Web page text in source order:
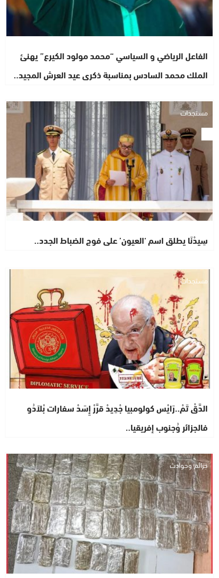
الفاعل الرياضي و السياسي “محمد مولود الكيرع” يهنئ
الملك محمد السادس بمناسبة ذكرى عيد العرش المجيد..
مستجدات
سِيدْنَا يطلق اسم ‘العيون’ على فوج الضباط الجدد..
مستجدات
الدَّقْ تَمْ..رَايْس كولومبيا جْدِيدْ قرَّرْ إِسَدْ سفارات بْلاَدُو
فالجزائر وُجنوب إفريقيا..
جرائم وحوادث